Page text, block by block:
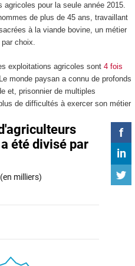
agricoles pour la seule année 2015.
de plus de 45 ans, travaillant
à la viande bovine, un métier
choix.
exploitations agricoles sont 4 fois
Le monde paysan a connu de profonds
et, prisonnier de multiples
de difficultés à exercer son métier